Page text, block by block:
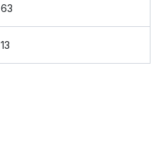
63
13